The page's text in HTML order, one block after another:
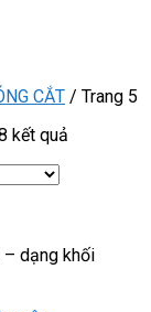
CẮT / Trang 5
kết quả
– dạng khối